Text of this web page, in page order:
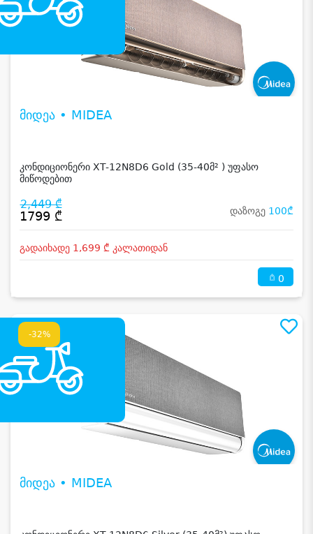
მიდეა • MIDEA
კონდიციონერი XT-12N8D6 Gold (35-40მ² ) უფასო
მიწოდებით
2,449 ₾
1799 ₾ დაზოგე 100₾
გადაიხადე 1,699 ₾ კალათიდან
0
-32%
მიდეა • MIDEA